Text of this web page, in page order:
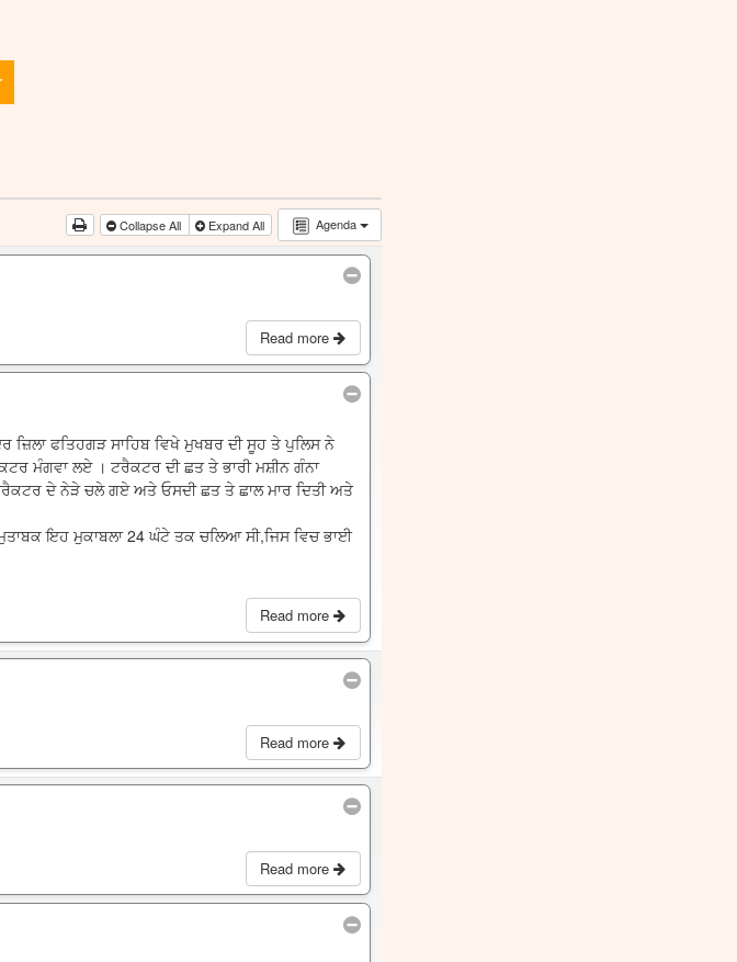
Agenda
Collapse All Expand All
Read more
ਫਤਿਹਗੜ ਸਾਹਿਬ ਵਿਖੇ ਮੁਖਬਰ ਦੀ ਸੂਹ ਤੇ ਪੁਲਿਸ ਨੇ
ਮੰਗਵਾ ਲਏ । ਟਰੈਕਟਰ ਦੀ ਛਤ ਤੇ ਭਾਰੀ ਮਸ਼ੀਨ ਗੰਨਾ
ਦੇ ਨੇੜੇ ਚਲੇ ਗਏ ਅਤੇ ਓਸਦੀ ਛਤ ਤੇ ਛਾਲ ਮਾਰ ਦਿਤੀ ਅਤੇ
ਇਹ ਮੁਕਾਬਲਾ 24 ਘੰਟੇ ਤਕ ਚਲਿਆ ਸੀ,ਜਿਸ ਵਿਚ ਭਾਈ
Read more
Read more
Read more